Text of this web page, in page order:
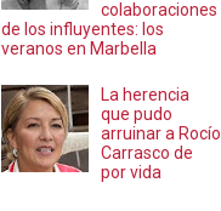
colaboraciones
de los influyentes: los
veranos en Marbella
La herencia
que pudo
arruinar a Rocío
Carrasco de
por vida